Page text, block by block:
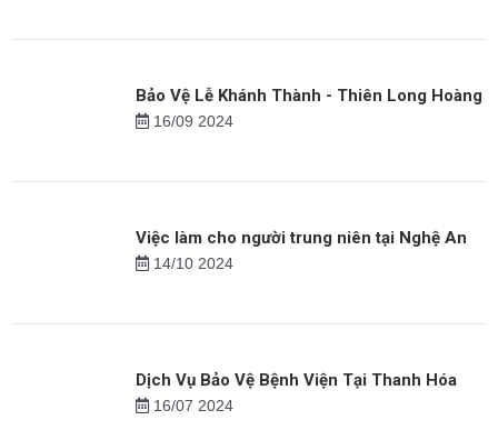
Bảo Vệ Lễ Khánh Thành - Thiên Long Hoàng
16/09 2024
Việc làm cho người trung niên tại Nghệ An
14/10 2024
Dịch Vụ Bảo Vệ Bệnh Viện Tại Thanh Hóa
16/07 2024